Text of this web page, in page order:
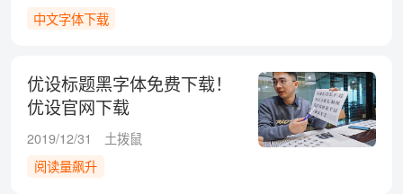
中文字体下载
优设标题黑字体免费下载！
优设官网下载
2019/12/31
土拨鼠
阅读量飙升